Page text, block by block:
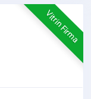
Vitrin Firma